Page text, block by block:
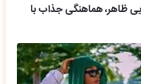
ظاهر، هماهنگی جذاب با